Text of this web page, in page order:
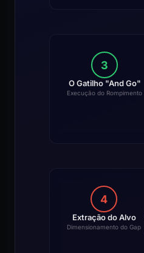
3
O Gatilho "And Go"
Execução do Rompimento
4
Extração do Alvo
Dimensionamento do Gap